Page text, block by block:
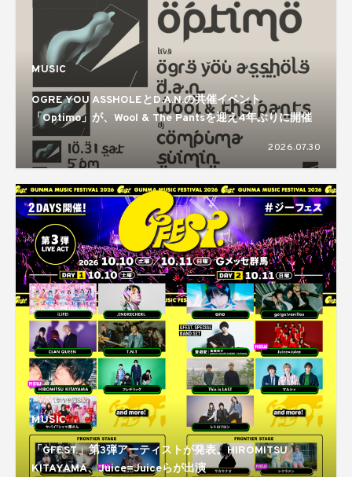
MUSIC
OGRE YOU ASSHOLEとD.A.N.の共催イベント
「Optimo」が、Wool & The Pantsを迎え4年ぶりに開催
2026.07.30
MUSIC
「GFEST.」第3弾アーティストが発表。HIROMITSU
KITAYAMA、Juice=Juiceらが出演